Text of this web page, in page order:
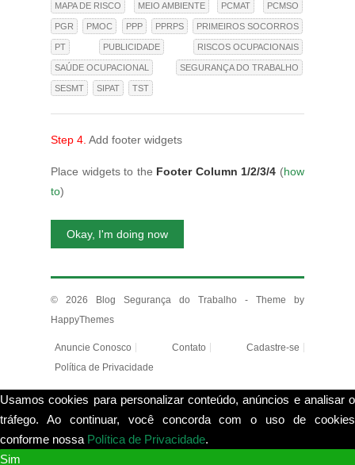
MAPA DE RISCO MEIO AMBIENTE PCMAT PCMSO
PGR PMOC PPP PPRPS PRIMEIROS SOCORROS
PT PUBLICIDADE RISCOS OCUPACIONAIS
SAÚDE OCUPACIONAL SEGURANÇA DO TRABALHO
SESMT SIPAT TST
Step 4. Add footer widgets
Place widgets to the Footer Column 1/2/3/4 (how
to)
Okay, I'm doing now
© 2026 Blog Segurança do Trabalho - Theme by
HappyThemes
Anuncie Conosco Contato
Cadastre-se
Política de Privacidade
Usamos cookies para personalizar conteúdo, anúncios e analisar o
tráfego. Ao continuar, você concorda com o uso de cookies
conforme nossa Política de Privacidade.
Sim